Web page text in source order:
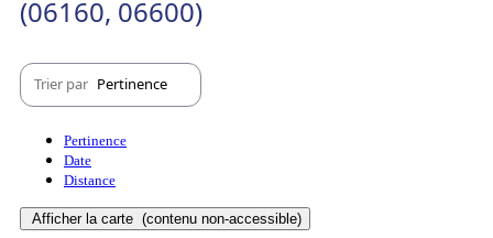
(06160, 06600)
Trier par Pertinence
Pertinence
Date
Distance
Afficher la carte (contenu non-accessible)